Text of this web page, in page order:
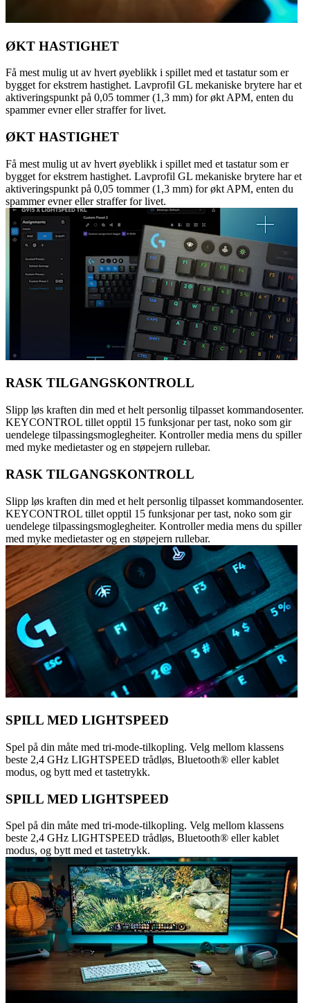
ØKT HASTIGHET
Få mest mulig ut av hvert øyeblikk i spillet med et tastatur som er
bygget for ekstrem hastighet. Lavprofil GL mekaniske brytere har et
aktiveringspunkt på 0,05 tommer (1,3 mm) for økt APM, enten du
spammer evner eller straffer for livet.
ØKT HASTIGHET
Få mest mulig ut av hvert øyeblikk i spillet med et tastatur som er
bygget for ekstrem hastighet. Lavprofil GL mekaniske brytere har et
aktiveringspunkt på 0,05 tommer (1,3 mm) for økt APM, enten du
spammer evner eller straffer for livet.
RASK TILGANGSKONTROLL
Slipp løs kraften din med et helt personlig tilpasset kommandosenter.
KEYCONTROL tillet opptil 15 funksjonar per tast, noko som gir
uendelege tilpassingsmoglegheiter. Kontroller media mens du spiller
med myke medietaster og en støpejern rullebar.
RASK TILGANGSKONTROLL
Slipp løs kraften din med et helt personlig tilpasset kommandosenter.
KEYCONTROL tillet opptil 15 funksjonar per tast, noko som gir
uendelege tilpassingsmoglegheiter. Kontroller media mens du spiller
med myke medietaster og en støpejern rullebar.
SPILL MED LIGHTSPEED
Spel på din måte med tri-mode-tilkopling. Velg mellom klassens
beste 2,4 GHz LIGHTSPEED trådløs, Bluetooth® eller kablet
modus, og bytt med et tastetrykk.
SPILL MED LIGHTSPEED
Spel på din måte med tri-mode-tilkopling. Velg mellom klassens
beste 2,4 GHz LIGHTSPEED trådløs, Bluetooth® eller kablet
modus, og bytt med et tastetrykk.